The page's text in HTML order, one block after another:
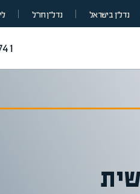
נדל”ן בישראל נדל״ן חו״ל